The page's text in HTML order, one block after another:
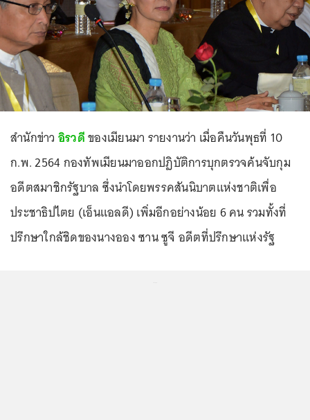
สำนักข่าว อิรวดีของเมียนมา รายงานว่า เมื่อคืนวันพุธที่ 10
ก.พ. 2564 กองทัพเมียนมาออกปฏิบัติการบุกตรวจค้นจับกุม
อดีตสมาชิกรัฐบาล ซึ่งนำโดยพรรคสันนิบาตแห่งชาติเพื่อ
ประชาธิปไตย (เอ็นแอลดี) เพิ่มอีกอย่างน้อย 6 คน รวมทั้งที่
ปรึกษาใกล้ชิดของนางออง ซาน ซูจี อดีตที่ปรึกษาแห่งรัฐ